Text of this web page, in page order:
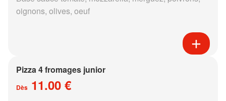
oignons, olives, oeuf
Pizza 4 fromages junior
Dès 11.00 €